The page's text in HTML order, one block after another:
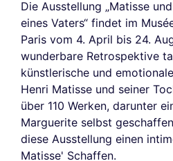
Die Ausstellung „Matisse
eines Vaters“ findet im
Paris vom 4. April bis 24.
wunderbare Retrospektive
künstlerische und
Henri Matisse und seiner
über 110 Werken, darunter
Marguerite selbst
diese Ausstellung einen
Matisse' Schaffen.